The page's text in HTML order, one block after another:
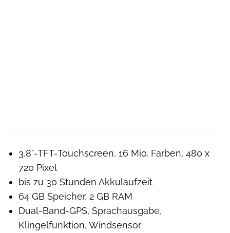
3,8"-TFT-Touchscreen, 16 Mio. Farben, 480 x
720 Pixel
bis zu 30 Stunden Akkulaufzeit
64 GB Speicher, 2 GB RAM
Dual-Band-GPS, Sprachausgabe,
Klingelfunktion, Windsensor